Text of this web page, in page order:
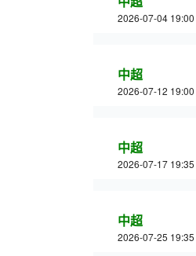
2026-07-04 19:00
中超
2026-07-12 19:00
中超
2026-07-17 19:35
中超
2026-07-25 19:35